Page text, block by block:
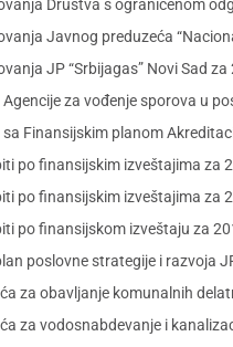
Društva s ograničenom
Javnog preduzeća
JP “Srbijagas” Novi Sad
za vođenje sporova u
Finansijskim planom
po finansijskim izveštajima
po finansijskim izveštajima
po finansijskom izveštaju za
poslovne strategije i razvoja
za obavljanje komunalnih
za vodosnabdevanje i